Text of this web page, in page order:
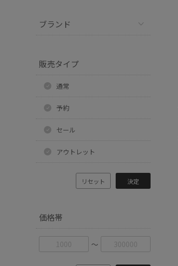
ブランド
販売タイプ
通常
予約
セール
アウトレット
リセット 決定
価格帯
〜